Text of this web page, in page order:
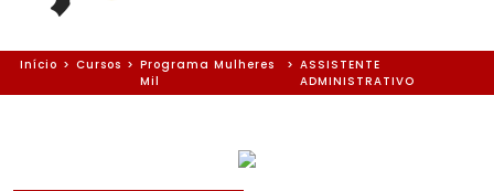
Início > Cursos > Programa Mulheres
Mil
> ASSISTENTE
ADMINISTRATIVO